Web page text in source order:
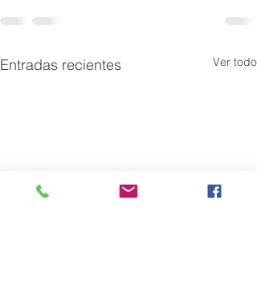
Entradas recientes Ver todo